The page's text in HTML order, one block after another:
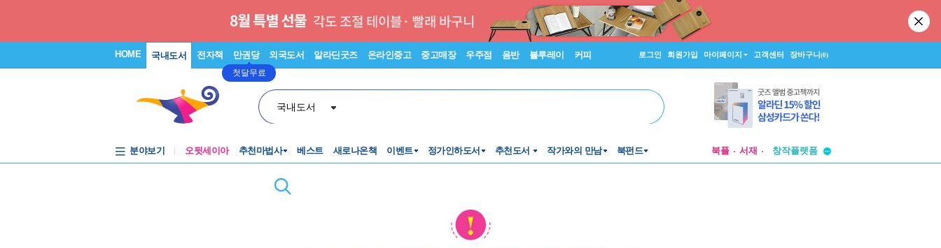
HOME 국내도서 전자책 만권당
첫달무료
외국도서 알라딘굿즈 온라인중고 중고매장 우주점 음반 블루레이 커피 로그인 회원가입 마이페이지 고객센터 장바구니(0)
국내도서
분야보기 오뒷세이아 추천마법사 베스트 새로나온책 이벤트 정가인하도서 추천도서 작가와의 만남 북펀드 북플 서재
창작플랫폼